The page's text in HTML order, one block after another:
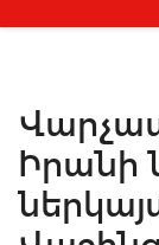
Իրանի